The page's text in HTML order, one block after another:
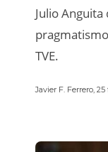
Julio
TVE.
Javier F. Ferrero, 25